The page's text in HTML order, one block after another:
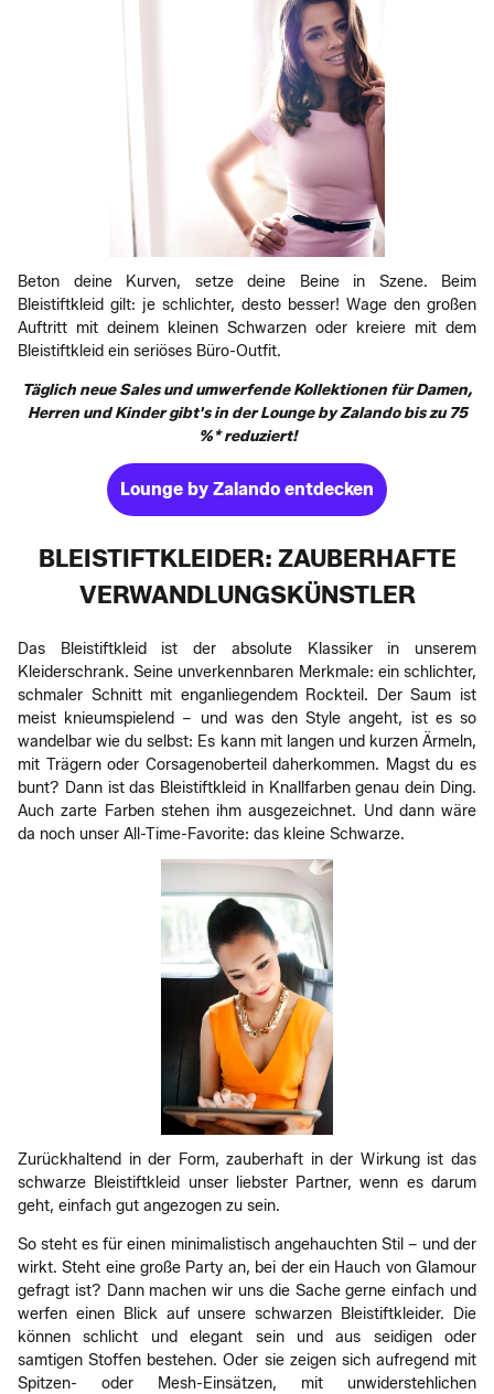
Beton deine Kurven, setze deine Beine in Szene. Beim
Bleistiftkleid gilt: je schlichter, desto besser! Wage den großen
Auftritt mit deinem kleinen Schwarzen oder kreiere mit dem
Bleistiftkleid ein seriöses Büro-Outfit.
Täglich neue Sales und umwerfende Kollektionen für Damen,
Herren und Kinder gibt's in der Lounge by Zalando bis zu 75
%* reduziert!
Lounge by Zalando entdecken
BLEISTIFTKLEIDER: ZAUBERHAFTE
VERWANDLUNGSKÜNSTLER
Das Bleistiftkleid ist der absolute Klassiker in unserem
Kleiderschrank. Seine unverkennbaren Merkmale: ein schlichter,
schmaler Schnitt mit enganliegendem Rockteil. Der Saum ist
meist knieumspielend – und was den Style angeht, ist es so
wandelbar wie du selbst: Es kann mit langen und kurzen Ärmeln,
mit Trägern oder Corsagenoberteil daherkommen. Magst du es
bunt? Dann ist das Bleistiftkleid in Knallfarben genau dein Ding.
Auch zarte Farben stehen ihm ausgezeichnet. Und dann wäre
da noch unser All-Time-Favorite: das kleine Schwarze.
Zurückhaltend in der Form, zauberhaft in der Wirkung ist das
schwarze Bleistiftkleid unser liebster Partner, wenn es darum
geht, einfach gut angezogen zu sein.
So steht es für einen minimalistisch angehauchten Stil – und der
wirkt. Steht eine große Party an, bei der ein Hauch von Glamour
gefragt ist? Dann machen wir uns die Sache gerne einfach und
werfen einen Blick auf unsere schwarzen Bleistiftkleider. Die
können schlicht und elegant sein und aus seidigen oder
samtigen Stoffen bestehen. Oder sie zeigen sich aufregend mit
Spitzen- oder Mesh-Einsätzen, mit unwiderstehlichen